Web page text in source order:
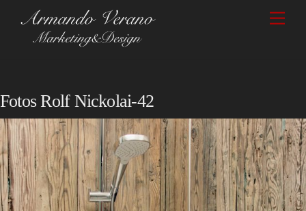
content
Fotos Rolf Nickolai-42